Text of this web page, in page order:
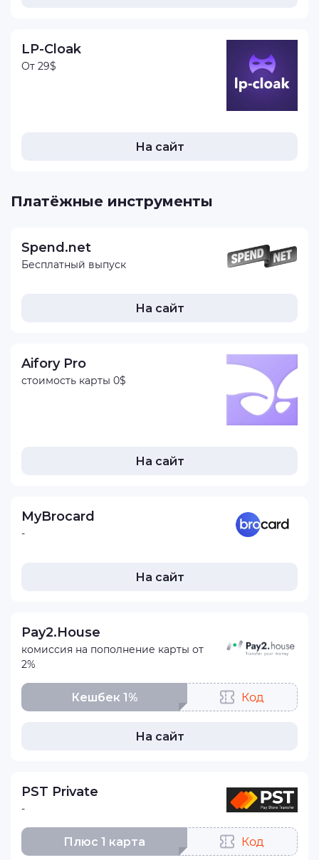
LP-Cloak
От 29$
На сайт
Платёжные инструменты
Spend.net
Бесплатный выпуск
На сайт
Aifory Pro
стоимость карты 0$
На сайт
MyBrocard
-
На сайт
Pay2.House
комиссия на пополнение карты от
2%
Кешбек 1% Код
На сайт
PST Private
-
Плюс 1 карта Код